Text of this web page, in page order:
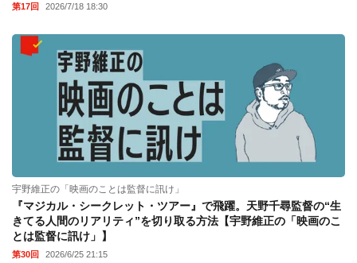
第17回 2026/7/18 18:30
宇野維正の「映画のことは監督に訊け」
『マジカル・シークレット・ツアー』で飛躍。天野千尋監督の“生
きてる人間のリアリティ”を切り取る方法【宇野維正の「映画のこ
とは監督に訊け」】
第30回 2026/6/25 21:15